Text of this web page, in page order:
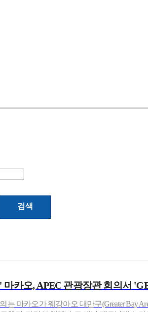
카오, APEC 관광장관 회의서
마카오가 웨강아오 대만구(Greater Bay